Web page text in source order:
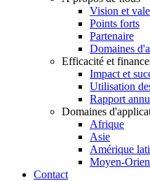
Vision et
Points forts
Partenaire
Domaines
Efficacité et
Impact et
Utilisation
Rapport
Domaines
Afrique
Asie
Amérique
Moyen-
Contact